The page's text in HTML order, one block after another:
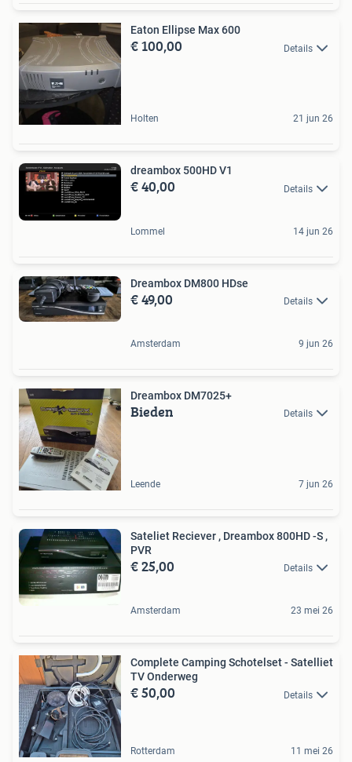
Eaton Ellipse Max 600
€ 100,00 Details
Holten 21 jun 26
dreambox 500HD V1
€ 40,00 Details
Lommel 14 jun 26
Dreambox DM800 HDse
€ 49,00 Details
Amsterdam 9 jun 26
Dreambox DM7025+
Bieden Details
Leende 7 jun 26
Sateliet Reciever , Dreambox 800HD -S ,
PVR
€ 25,00 Details
Amsterdam 23 mei 26
Complete Camping Schotelset - Satelliet
TV Onderweg
€ 50,00 Details
Rotterdam 11 mei 26